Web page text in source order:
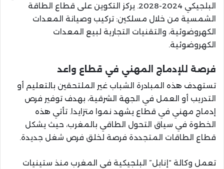
البلجيكي 2024-2028. يركز التكوين على قطاع الطاقة
الشمسية من خلال مسلكين: تركيب وصيانة المعدات
الكهروضوئية، والتقنيات التجارية لبيع المعدات
الكهروضوئية.
فرصة للإدماج المهني في قطاع واعد
تستهدف هذه المبادرة الشباب غير الملتحقين بالتعليم أو
التدريب أو العمل في الجهة الشرقية، بهدف توفير فرص
إدماج مهني في قطاع يشهد نموا متزايدا. تأتي هذه
الخطوة في سياق التحول الطاقي بالمغرب، حيث يشكل
قطاع الطاقات المتجددة فرصة لخلق فرص شغل جديدة.
تعمل وكالة “إنابل” البلجيكية في المغرب منذ ستينيات